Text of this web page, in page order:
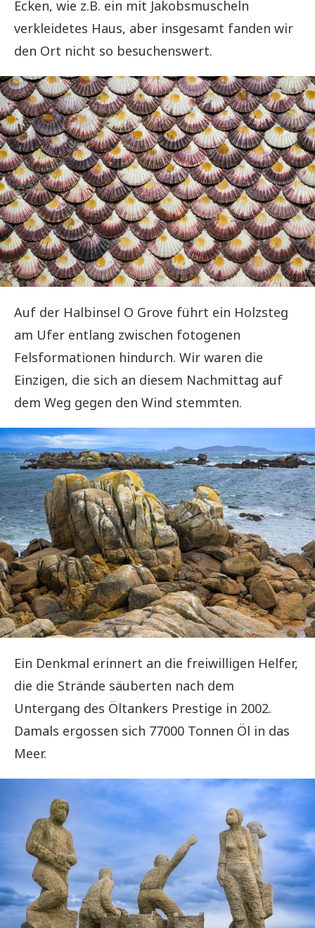
Ecken, wie z.B. ein mit Jakobsmuscheln
verkleidetes Haus, aber insgesamt fanden wir
den Ort nicht so besuchenswert.
Auf der Halbinsel O Grove führt ein Holzsteg
am Ufer entlang zwischen fotogenen
Felsformationen hindurch. Wir waren die
Einzigen, die sich an diesem Nachmittag auf
dem Weg gegen den Wind stemmten.
Ein Denkmal erinnert an die freiwilligen Helfer,
die die Strände säuberten nach dem
Untergang des Öltankers Prestige in 2002.
Damals ergossen sich 77000 Tonnen Öl in das
Meer.